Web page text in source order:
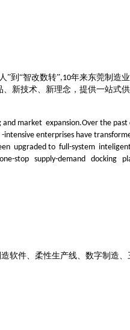
”到“智改数转”,10年来东莞制造
新技术、新理念，提供一站式
market expansion.Over the past
enterprises have
upgraded to full-system
stop supply-demand docking
造软件、柔性生产线、数字制造